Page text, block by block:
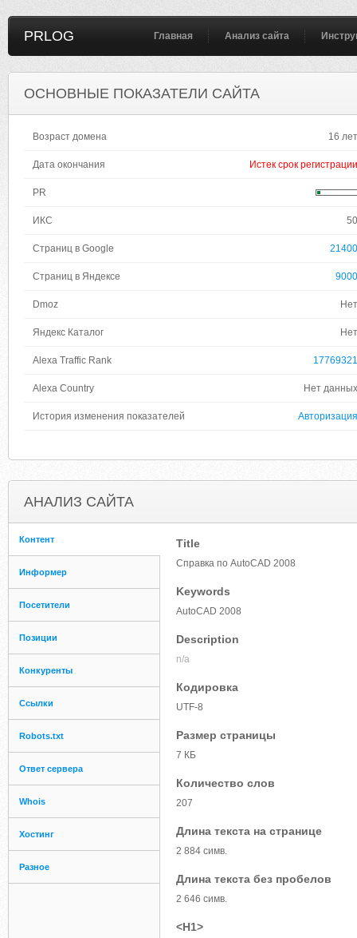
PRLOG Главная Анализ сайта
ОСНОВНЫЕ ПОКАЗАТЕЛИ САЙТА
Возраст домена 16 лет
Дата окончания Истек срок регистрации
PR
ИКС 50
Страниц в Google 21400
Страниц в Яндексе 9000
Dmoz Нет
Яндекс Каталог Нет
Alexa Traffic Rank 17769321
Alexa Country Нет данных
История изменения показателей Авторизация
АНАЛИЗ САЙТА
Контент
Информер
Посетители
Позиции
Конкуренты
Ссылки
Robots.txt
Ответ сервера
Whois
Хостинг
Разное
Title
Справка по AutoCAD 2008
Keywords
AutoCAD 2008
Description
n/a
Кодировка
UTF-8
Размер страницы
7 КБ
Количество слов
207
Длина текста на странице
2 884 симв.
Длина текста без пробелов
2 646 симв.
<H1>